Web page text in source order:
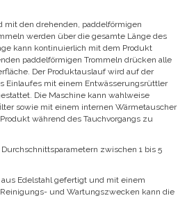
mit den drehenden, paddelförmigen
werden über die gesamte Länge des
kann kontinuierlich mit dem Produkt
paddelförmigen Trommeln drücken alle
Der Produktauslauf wird auf der
Einlaufes mit einem Entwässerungsrüttler
Die Maschine kann wahlweise
sowie mit einem internen Wärmetauscher
während des Tauchvorgangs zu
zwischen 1 bis 5
aus Edelstahl gefertigt und mit einem
und Wartungszwecken kann die